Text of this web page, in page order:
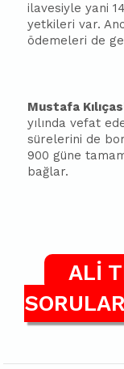
ilavesiyle yani
yetkileri var.
ödemeleri de
Mustafa
yılında vefat
sürelerini de
900 güne
bağlar.
ALİ